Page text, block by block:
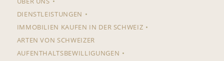
DIENSTLEISTUNGEN
IMMOBILIEN KAUFEN IN DER SCHWEIZ
ARTEN VON SCHWEIZER
AUFENTHALTSBEWILLIGUNGEN